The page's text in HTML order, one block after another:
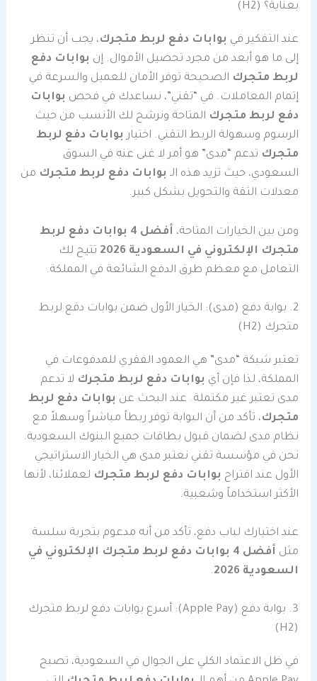
بعناية؟ (H2)
عند التفكير في بوابات دفع لربط متجرك، يجب أن تنظر
إلى ما هو أبعد من مجرد تحصيل الأموال. إن بوابات دفع
لربط متجرك الصحيحة توفر الأمان للعميل والسرعة في
إتمام المعاملات. في “تقني”، نساعدك في فحص بوابات
دفع لربط متجرك المتاحة ونرشح لك الأنسب من حيث
الرسوم وسهولة الربط التقني. اختيار بوابات دفع لربط
متجرك تدعم “مدى” هو أمر لا غنى عنه في السوق
السعودي، حيث تزيد هذه الـ بوابات دفع لربط متجرك من
معدلات الثقة والتحويل بشكل كبير.
ومن بين الخيارات المتاحة،
أفضل 4 بوابات دفع لربط
متجرك الإلكتروني في السعودية 2026
تتيح لك
التعامل مع معظم طرق الدفع الشائعة في المملكة.
2. بوابة دفع (مدى): الخيار الأول ضمن بوابات دفع لربط
متجرك (H2)
تعتبر شبكة “مدى” هي العمود الفقري للمدفوعات في
المملكة، لذا فإن أي بوابات دفع لربط متجرك لا تدعم
مدى تعتبر غير مكتملة. عند البحث عن بوابات دفع لربط
متجرك، تأكد من أن البوابة توفر ربطاً مباشراً وسهلاً مع
نظام مدى لضمان قبول بطاقات جميع البنوك السعودية.
نحن في مؤسسة تقني نعتبر مدى هي الخيار الاستراتيجي
الأول عند اقتراح بوابات دفع لربط متجرك لعملائنا، لأنها
الأكثر استخداماً وشعبية.
عند اختيارك لباب دفع، تأكد من أنه مدعوم بتجربة سلسة
مثل
أفضل 4 بوابات دفع لربط متجرك الإلكتروني في
السعودية 2026
.
3. بوابة دفع (Apple Pay): أسرع بوابات دفع لربط متجرك
(H2)
في ظل الاعتماد الكلي على الجوال في السعودية، تصبح